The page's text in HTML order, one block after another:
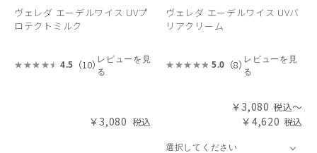
ヴェレダ エーデルワイス UVプ
ロテクトミルク
4.5 （10） レビューを見
る
￥3,080
ヴェレダ エーデルワイス UVバ
リアクリーム
5.0 （8） レビューを見
る
￥3,080
～
￥4,620
選択してください